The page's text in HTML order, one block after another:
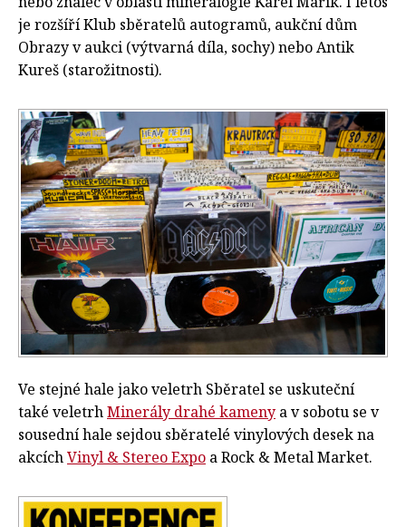
je rozšíří Klub sběratelů autogramů, aukční dům
Obrazy v aukci (výtvarná díla, sochy) nebo Antik
Kureš (starožitnosti).
Ve stejné hale jako veletrh Sběratel se uskuteční
také veletrhMinerály drahé kameny a v sobotu se v
sousední hale sejdou sběratelé vinylových desek na
akcíchVinyl & Stereo Expo a Rock & Metal Market.